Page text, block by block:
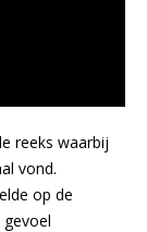
reeks waarbij
vond.
op de